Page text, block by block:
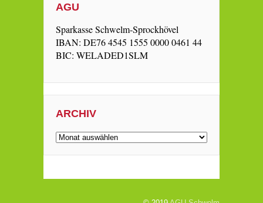
AGU
Sparkasse Schwelm-Sprockhövel
IBAN: DE76 4545 1555 0000 0461 44
BIC: WELADED1SLM
ARCHIV
Archiv